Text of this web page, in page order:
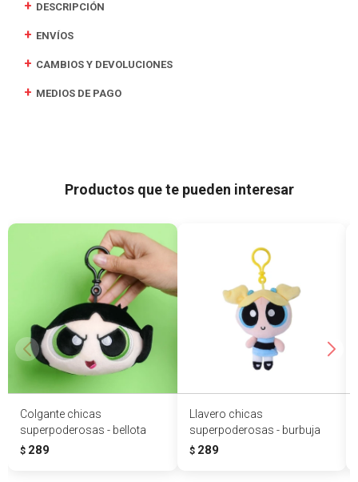
DESCRIPCIÓN
ENVÍOS
CAMBIOS Y DEVOLUCIONES
MEDIOS DE PAGO
Productos que te pueden interesar
Colgante chicas
superpoderosas - bellota
$ 289
Llavero chicas
superpoderosas - burbuja
$ 289